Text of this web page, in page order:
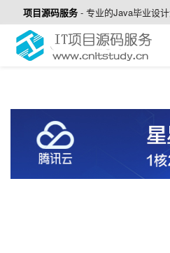
项目源码服务 - 专业的Java毕业设